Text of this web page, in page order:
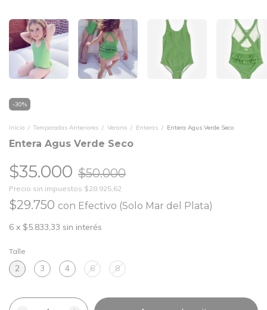
-30%
Inicio / Temporadas Anteriores / Verano / Enteras / Entera Agus Verde Seco
Entera Agus Verde Seco
$35.000 $50.000
Precio sin impuestos $28.925,62
$29.750 con Efectivo (Solo Mar del Plata)
6 x $5.833,33 sin interés
Talle
2 3 4 6 8